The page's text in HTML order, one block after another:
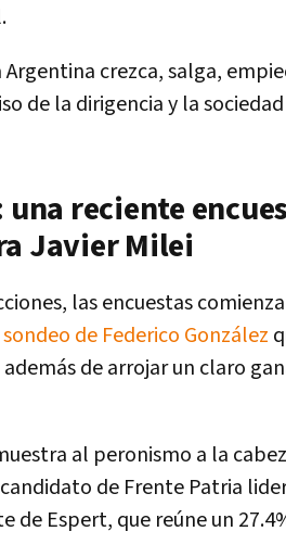
crezca, salga,
de la dirigencia y la
una reciente
Javier Milei
las encuestas
de Federico González
además de arrojar un claro
al peronismo a la
de Frente Patria
de Espert, que reúne un